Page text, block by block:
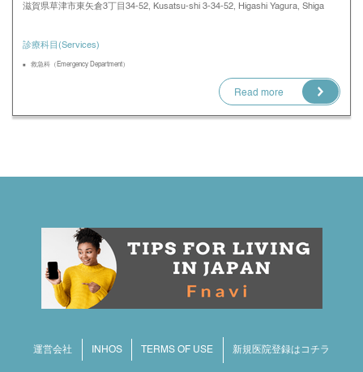
滋賀県草津市東矢倉3丁目34-52, Kusatsu-shi 3-34-52, Higashi Yagura, Shiga
診療科目(Services)
救急科（Emergency Department）
Read more
運営会社 INHOS TERMS OF USE 新規医院登録はコチラ